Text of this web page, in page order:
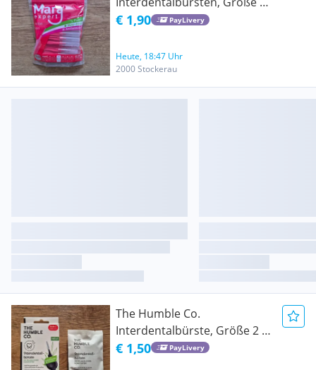
0,50mm, 14 Stk
€ 1,90 PayLivery
Heute, 18:47 Uhr
2000 Stockerau
The Humble Co.
Interdentalbürste, Größe 2 -
0,50mm, 6 Stk
€ 1,50 PayLivery